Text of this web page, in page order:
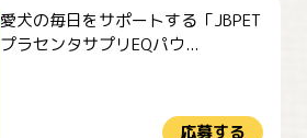
愛犬の毎日をサポートする「JBPET
プラセンタサプリEQパウ...
応募する